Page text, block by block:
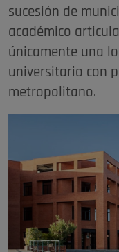
sucesión de
académico
únicamente una
universitario con
metropolitano.